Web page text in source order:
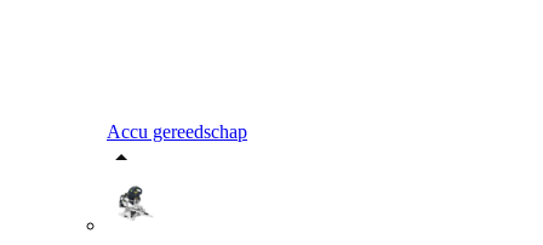
Accu gereedschap